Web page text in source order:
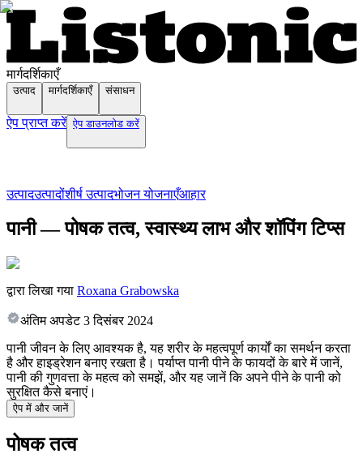
मार्गदर्शिकाएँ
उत्पाद मार्गदर्शिकाएँ संसाधन
ऐप प्राप्त करें ऐप डाउनलोड करें
उत्पादउत्पादोंशीर्ष उत्पादभोजन योजनाएँआहार
पानी — पोषक तत्व, स्वास्थ्य लाभ और शॉपिंग टिप्स
द्वारा लिखा गया Roxana Grabowska
अंतिम अपडेट 3 दिसंबर 2024
पानी जीवन के लिए आवश्यक है, यह शरीर के महत्वपूर्ण कार्यों का समर्थन करता
है और हाइड्रेशन बनाए रखता है। पर्याप्त पानी पीने के फायदों के बारे में जानें,
पानी की गुणवत्ता के महत्व को समझें, और यह जानें कि अपने पीने के पानी को
सुरक्षित कैसे बनाएं।
ऐप में और जानें
पोषक तत्व